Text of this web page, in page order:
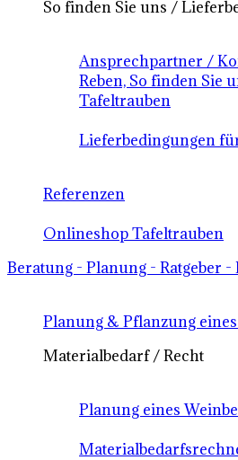
So finden Sie uns /
Ansprechpartner /
Reben, So finden Sie
Tafeltrauben
Lieferbedingungen
Referenzen
Onlineshop Tafeltrauben
Beratung - Planung - Ratgeber -
Planung & Pflanzung
Materialbedarf / Recht
Planung eines